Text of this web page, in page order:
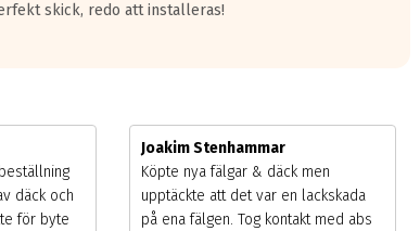
skick, redo att installeras!
däck och
för byte
Joakim Stenhammar
Köpte nya fälgar & däck men
upptäckte att det var en lackskada
på ena fälgen. Tog kontakt med abs